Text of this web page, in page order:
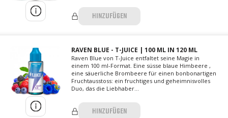
HINZUFÜGEN
RAVEN BLUE - T-JUICE | 100 ML IN 120 ML
Raven Blue von T-Juice entfaltet seine Magie in
einem 100 ml-Format. Eine süsse blaue Himbeere ,
eine säuerliche Brombeere für einen bonbonartigen
Fruchtausstoss: ein fruchtiges und geheimnisvolles
Duo, das die Liebhaber...
HINZUFÜGEN